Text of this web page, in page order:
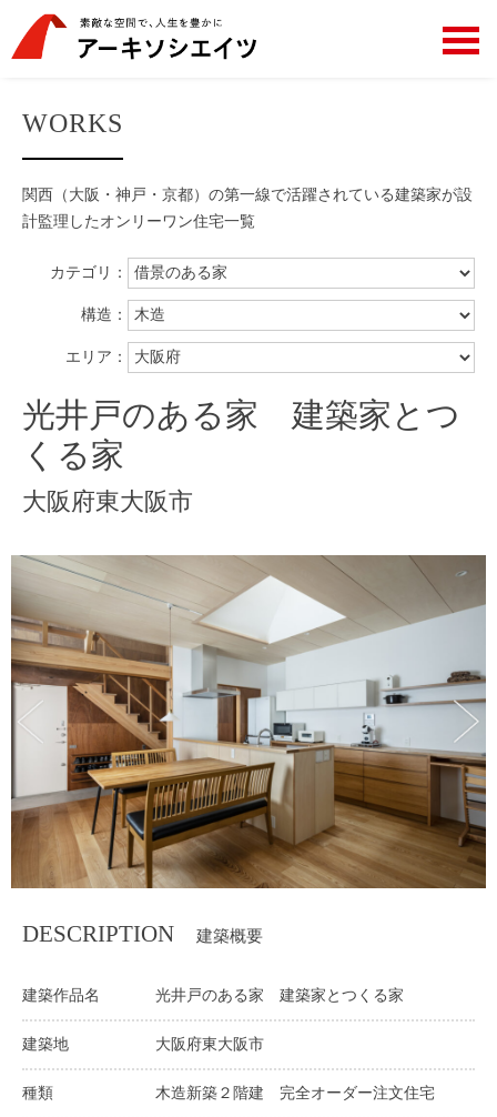
WORKS
関西（大阪・神戸・京都）の第一線で活躍されている建築家が設
計監理した オンリーワン住宅一覧
カテゴリ：
構造：
エリア：
光井戸のある家 建築家とつ
くる家
大阪府東大阪市
DESCRIPTION 建築概要
建築作品名 光井戸のある家 建築家とつくる家
建築地 大阪府東大阪市
種類 木造新築２階建 完全オーダー注文住宅